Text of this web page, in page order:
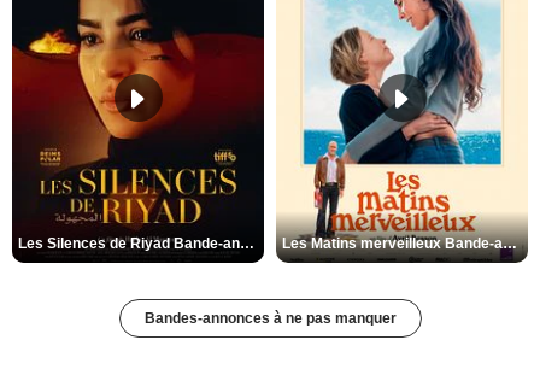
Les Silences de Riyad Bande-annonce VO STFR Les Matins merveilleux Bande-annonce VF
Bandes-annonces à ne pas manquer